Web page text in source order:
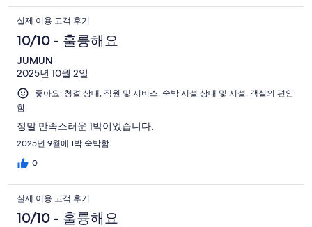
실제 이용 고객 후기
10/10 - 훌륭해요
JUMUN
2025년 10월 2일
좋아요: 청결 상태, 직원 및 서비스, 숙박 시설 상태 및 시설, 객실의 편안
함
정말 만족스러운 1박이었습니다.
2025년 9월에 1박 숙박함
0
실제 이용 고객 후기
10/10 - 훌륭해요